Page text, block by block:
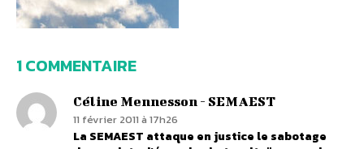
1 COMMENTAIRE
Céline Mennesson - SEMAEST
11 février 2011 à 17h26
La SEMAEST attaque en justice le sabotage